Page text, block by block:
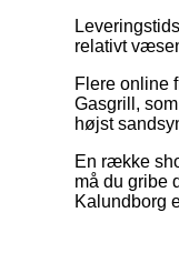
relativt
Flere online
Gasgrill,
højst
En række
må du gribe
Kalundborg